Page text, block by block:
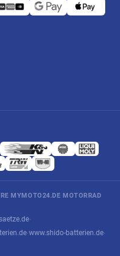
MYMOTO24.DE MOTORRAD
·
·www.shido-batterien.de·